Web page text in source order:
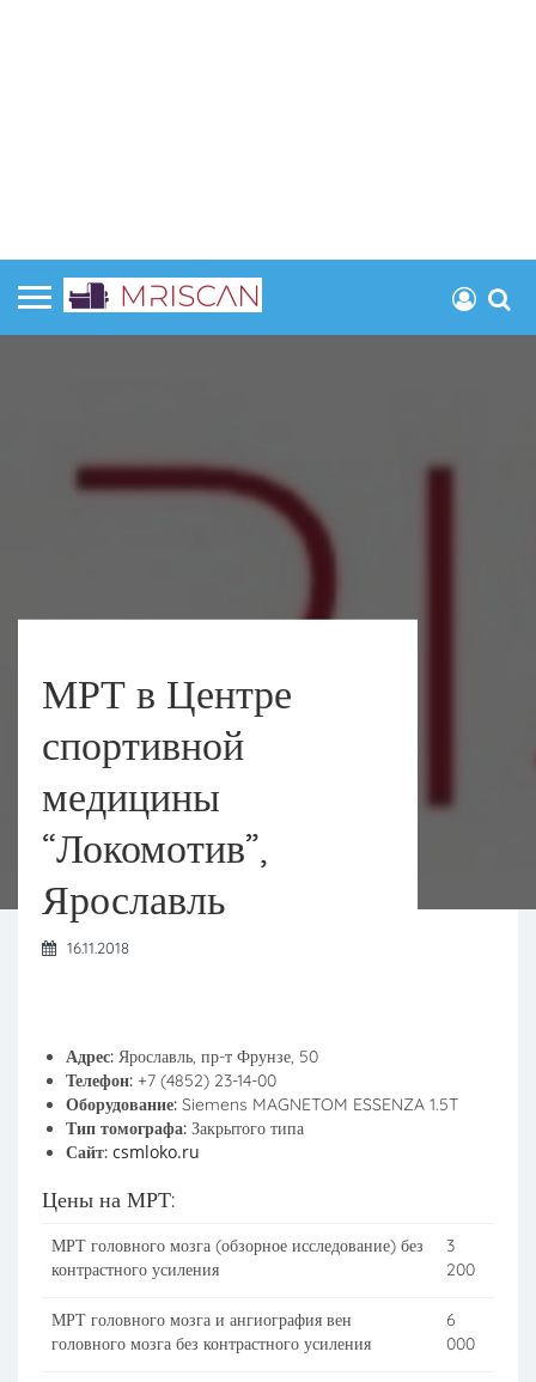
МРТ в Центре
спортивной
медицины
“Локомотив”,
Ярославль
16.11.2018
Адрес: Ярославль, пр-т Фрунзе, 50
Телефон: +7 (4852) 23-14-00
Оборудование: Siemens MAGNETOM ESSENZA 1.5T
Тип томографа: Закрытого типа
Сайт: csmloko.ru
Цены на МРТ:
МРТ головного мозга (обзорное исследование) без
контрастного усиления
3
200
МРТ головного мозга и ангиография вен
головного мозга без контрастного усиления
6
000